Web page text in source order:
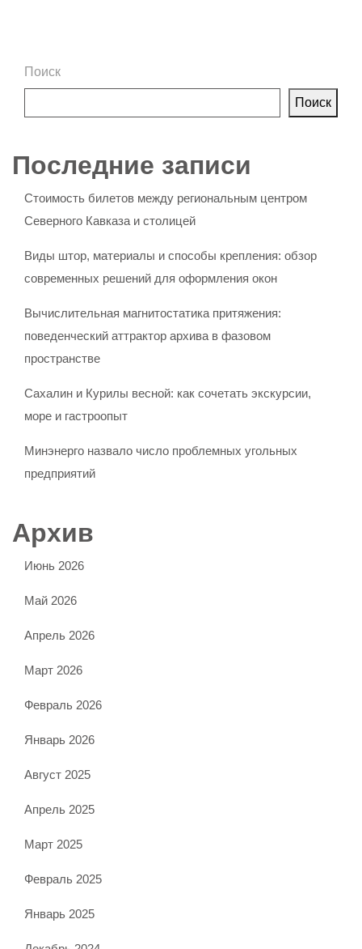
Поиск
Поиск
Последние записи
Стоимость билетов между региональным центром
Северного Кавказа и столицей
Виды штор, материалы и способы крепления: обзор
современных решений для оформления окон
Вычислительная магнитостатика притяжения:
поведенческий аттрактор архива в фазовом
пространстве
Сахалин и Курилы весной: как сочетать экскурсии,
море и гастроопыт
Минэнерго назвало число проблемных угольных
предприятий
Архив
Июнь 2026
Май 2026
Апрель 2026
Март 2026
Февраль 2026
Январь 2026
Август 2025
Апрель 2025
Март 2025
Февраль 2025
Январь 2025